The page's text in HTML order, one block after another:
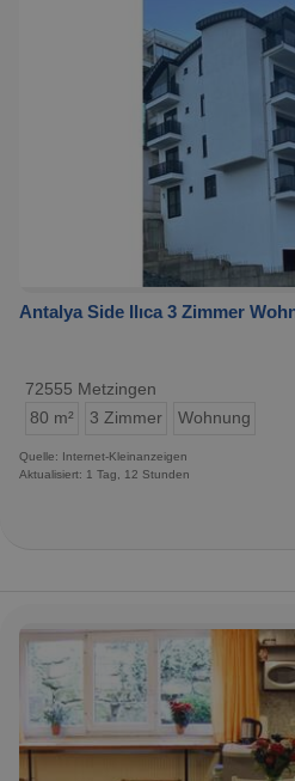
Antalya Side Ilıca 3 Zimmer
72555 Metzingen
80 m²
3 Zimmer Wohnung
Quelle: Internet-Kleinanzeigen
Aktualisiert: 1 Tag, 12 Stunden